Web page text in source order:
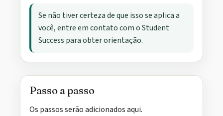
Se não tiver certeza de que isso se aplica a
você, entre em contato com o Student
Success para obter orientação.
Passo a passo
Os passos serão adicionados aqui.